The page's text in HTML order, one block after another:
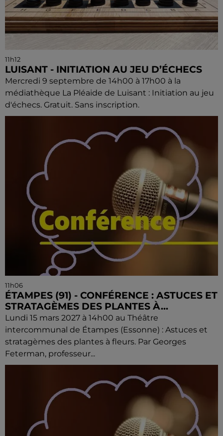
11h12
LUISANT - INITIATION AU JEU D’ÉCHECS
Mercredi 9 septembre de 14h00 à 17h00 à la
médiathèque La Pléaide de Luisant : Initiation au jeu
d'échecs. Gratuit. Sans inscription.
11h06
ÉTAMPES (91) - CONFÉRENCE : ASTUCES ET
STRATAGÈMES DES PLANTES À...
Lundi 15 mars 2027 à 14h00 au Théâtre
intercommunal de Étampes (Essonne) : Astuces et
stratagèmes des plantes à fleurs. Par Georges
Feterman, professeur...